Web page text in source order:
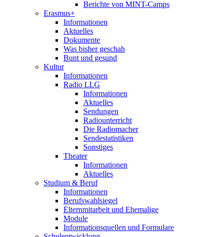
Berichte von MINT-Camps
Erasmus+
Informationen
Aktuelles
Dokumente
Was bisher geschah
Bunt und gesund
Kultur
Informationen
Radio LLG
Informationen
Aktuelles
Sendungen
Radiounterricht
Die Radiomacher
Sendestatistiken
Sonstiges
Theater
Informationen
Aktuelles
Studium & Beruf
Informationen
Berufswahlsiegel
Elternmitarbeit und Ehemalige
Module
Informationsquellen und Formulare